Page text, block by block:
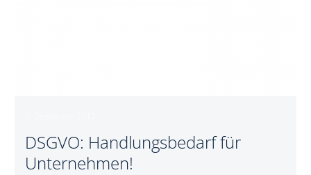
DSGVO: Handlungsbedarf für
Unternehmen!